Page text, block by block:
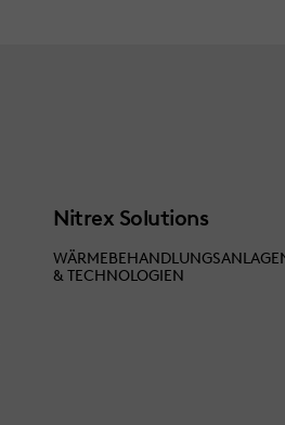
Nitrex Solutions
& TECHNOLOGIEN